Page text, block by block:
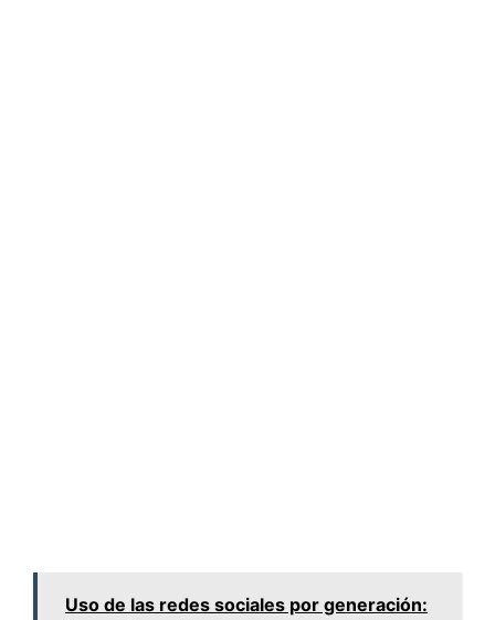
Uso de las redes sociales por generación: